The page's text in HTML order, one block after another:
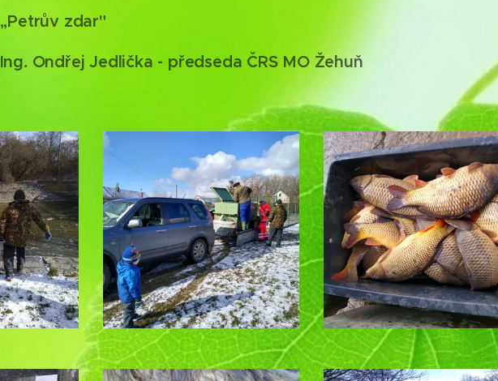
,,Petrův zdar"
Ing. Ondřej Jedlička - předseda ČRS MO Žehuň